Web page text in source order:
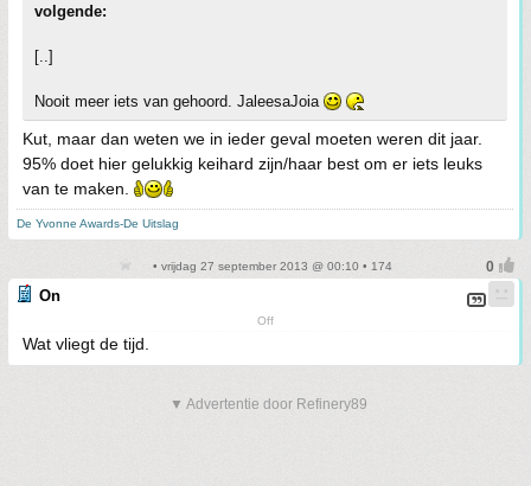
volgende:
[..]
Nooit meer iets van gehoord. JaleesaJoia
Kut, maar dan weten we in ieder geval moeten weren dit jaar.
95% doet hier gelukkig keihard zijn/haar best om er iets leuks
van te maken.
De Yvonne Awards-De Uitslag
• vrijdag 27 september 2013 @ 00:10 • 174
On
Off
Wat vliegt de tijd.
▼ Advertentie door Refinery89